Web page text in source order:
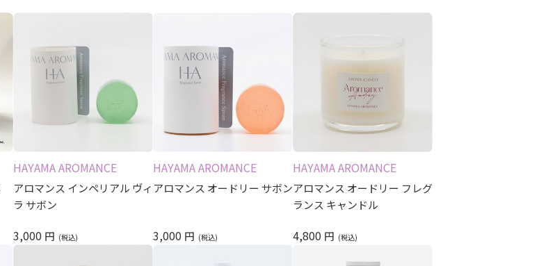
HAYAMA AROMANCE
アロマンス インペリアル ヴィ
ラ サボン
3,000 円
HAYAMA AROMANCE
アロマンス オードリー サボン
3,000 円
HAYAMA AROMANCE
アロマンス オードリー フレグ
ランス キャンドル
4,800 円